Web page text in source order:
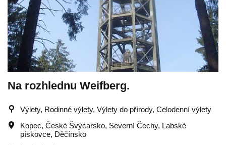
Na rozhlednu Weifberg.
Výlety, Rodinné výlety, Výlety do přírody, Celodenní výlety
Kopec, České Švýcarsko, Severní Čechy, Labské
pískovce, Děčínsko